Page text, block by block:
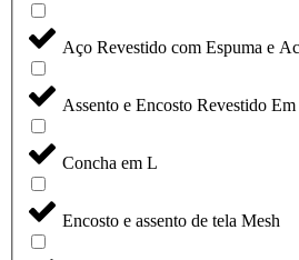
Aço Revestido com Espuma e
Assento e Encosto Revestido
Concha em L
Encosto e assento de tela Mesh